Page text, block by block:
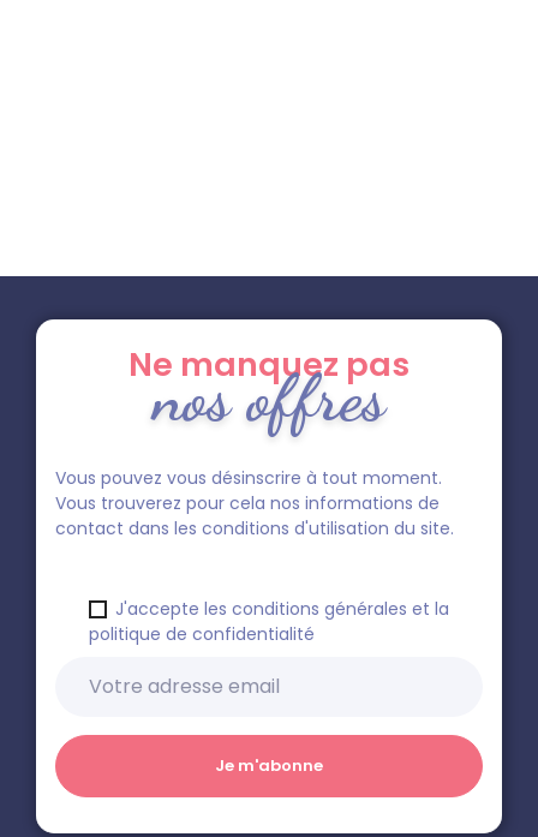
Ne manquez pas
nos offres
Vous pouvez vous désinscrire à tout moment.
Vous trouverez pour cela nos informations de
contact dans les conditions d'utilisation du site.
J'accepte les conditions générales et la
politique de confidentialité